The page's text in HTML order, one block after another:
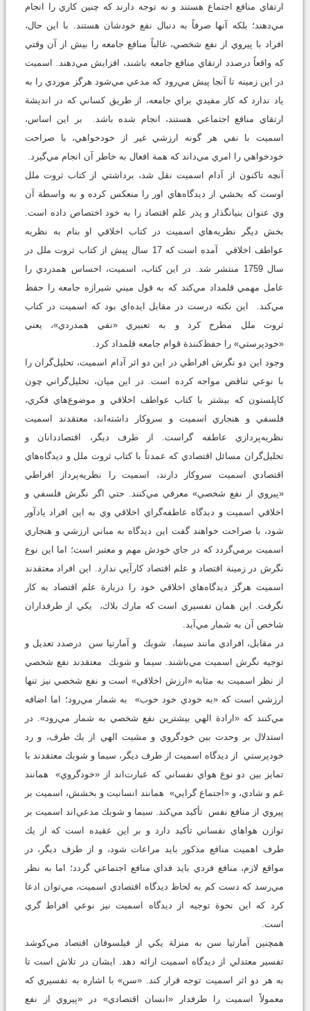
ارتقاي منافع اجتماع هستند و نه توجه دارند كه چنين كاري را انجام
مي‌دهند؛ بلكه آنها صرفاً به دنبال نفع خودشان هستند. با اين حال،
افراد با پيروي از نفع شخصي، غالباً منافع جامعه را بيش از آن وقتي
كه واقعاً درصدد ارتقاي منافع جامعه باشند، افزايش مي‌دهند. اسميت
در اين زمينه تا آنجا پيش مي‌رود كه مدعي مي‌شود هرگز موردي را به
ياد ندارد كه كار مفيدي براي جامعه، از طريق كساني كه در انديشة
ارتقاي منافع اجتماعي هستند، انجام شده باشد. بر اين اساس،
اسميت با نفي هر گونه ارزشي غير از خودخواهي، با صراحت
خودخواهي را امري مي‌داند كه همة افعال به خاطر آن انجام مي‌گيرد.
آنچه تاكنون از آدام اسميت نقل شد، برداشتي از كتاب ثروت ملل
اوست كه بخشي از ديدگاه‌هاي اور را منعكس كرده و به واسطة آن
وي عنوان بنيانگذار و پدر علم اقتصاد را به خود اختصاص داده است.
بخش ديگر نظريه‌هاي اسميت در كتاب اخلاقي او بنام به نظريه
عواطف اخلاقي آمده است كه 17 سال پيش از كتاب ثروت ملل در
سال 1759 منتشر شد. در اين كتاب، اسميت، احساس همدردي را
عامل مهمي قلمداد مي‌كند كه به قول ميني شيرازه جامعه را حفظ
مي‌كند. اين نكته درست در مقابل ايده‌اي بود كه اسميت در كتاب
ثروت ملل مطرح كرد و به تعبيري «نفي همدردي»، يعني
«خودپرستي» را حفظ‌كنندة قوام جامعه قلمداد كرد.
وجود اين دو نگرش افراطي در اين دو اثر آدام اسميت، تحليل‌گران را
با نوعي تناقض مواجه كرده است. در اين ميان، تحليل‌گراني چون
كاپلستون كه بيشتر با كتاب عواطف اخلاقي و موضوع‌هاي فكري،
فلسفي و هنجاري اسميت و سروكار داشته‌اند، معتقدند اسميت
نظريه‌پردازي عاطفه گراست. از طرف ديگر، اقتصاددانان و
تحليل‌گران مسائل اقتصادي كه عمدتاً با كتاب ثروت ملل و ديدگاه‌هاي
اقتصادي اسميت سروكار دارند، اسميت را نظريه‌پرداز افراطي
«پيروي از نفع شخصي» معرفي مي‌كنند. حتي اگر نگرش فلسفي و
اخلاقي اسميت و ديدگاه عاطفه‌گراي اخلاقي وي به اين افراد يادآور
شود، با صراحت خواهند گفت اين ديدگاه به مباني ارزشي و هنجاري
اسميت برمي‌گردد كه در جاي خودش مهم و معتبر است؛ اما اين نوع
نگرش در زمينة اقتصاد و علم اقتصاد كارآيي ندارد. اين افراد معتقدند
اسميت هرگز ديدگاه‌هاي اخلاقي خود را دربارة علم اقتصاد به كار
نگرفت. اين همان تفسيري است كه مارك بلاك، يكي از طرفداران
شاخص آن به شمار مي‌آيد.
در مقابل، افرادي مانند سيما، شوبك و آمارتيا سن درصدد تعديل و
توجيه نگرش اسميت مي‌باشند. سيما و شوبك معتقدند نفع شخصي
از نظر اسميت به مثابه «ارزش اخلاقي» است و نفع شخصي نيز تنها
ارزشي است كه «به خودي خود خوب» به شمار مي‌رود؛ اما اضافه
مي‌كنند كه «ارادة الهي بيشترين نفع شخصي به شمار مي‌رود». در
استدلال بر وحدت بين خودگروي و مشيت الهي از يك طرف، و رد
خودپرستي از ديدگاه اسميت از طرف ديگر، سيما و شوبك معتقدند با
تمايز بين دو نوع هواي نفساني كه عبارت‌اند از «خودگروي» همانند
غم و شادي، و «اجتماع گرايي» همانند انسانيت و بخشش، اسميت بر
پيروي از منافع نفس تأكيد مي‌كند. سيما و شوبك مدعي‌اند اسميت بر
توازن هواهاي نفساني تأكيد دارد و بر اين عقيده است كه از يك
طرف اهميت منافع مذكور بايد مراعات شود، و از طرف ديگر، در
مواقع لازم، منافع فردي بايد فداي منافع اجتماعي گردد؛ اما به نظر
مي‌رسد كه دست كم به لحاظ ديدگاه اقتصادي اسميت، مي‌توان ادعا
كرد كه اين نحوة توجيه از ديدگاه اسميت نيز نوعي افراط گري
است.
همچنين آمارتيا سن به منزلة يكي از فيلسوفان اقتصاد مي‌كوشد
تفسير معتدلي از ديدگاه اسميت ارائه دهد. ايشان در تلاش است تا
به هر دو اثر اسميت توجه قرار كند. «سن» با اشاره به تفسيري كه
معمولاً اسميت را طرفدار «انسان اقتصادي» در «پيروي از نفع